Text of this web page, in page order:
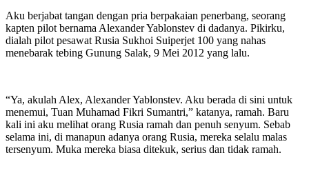
Aku berjabat tangan dengan pria berpakaian penerbang, seorang
kapten pilot bernama Alexander Yablonstev di dadanya. Pikirku,
dialah pilot pesawat Rusia Sukhoi Suiperjet 100 yang nahas
menebarak tebing Gunung Salak, 9 Mei 2012 yang lalu.
“Ya, akulah Alex, Alexander Yablonstev. Aku berada di sini untuk
menemui, Tuan Muhamad Fikri Sumantri,” katanya, ramah. Baru
kali ini aku melihat orang Rusia ramah dan penuh senyum. Sebab
selama ini, di manapun adanya orang Rusia, mereka selalu malas
tersenyum. Muka mereka biasa ditekuk, serius dan tidak ramah.